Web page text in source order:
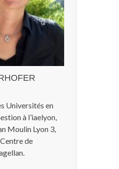
Universités en
à l’iaelyon,
Moulin Lyon 3,
de